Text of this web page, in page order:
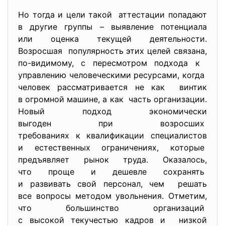
Но тогда и цели такой аттестации попадают
в другие группы – выявление потенциала
или оценка текущей деятельности.
Возросшая популярность этих целей связана,
по-видимому, с пересмотром подхода к
управлению человеческими ресурсами, когда
человек рассматривается не как винтик
в огромной машине, а как часть организации.
Новый подход экономически
выгоден при возросших
требованиях к квалификации специалистов
и естественных ограничениях, которые
предъявляет рынок труда. Оказалось,
что проще и дешевле сохранять
и развивать свой персонал, чем решать
все вопросы методомувольнения. Отметим,
что большинство организаций
с высокой текучестью кадров и низкой